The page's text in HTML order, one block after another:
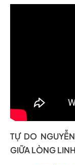
TỰ DO
GIỮA LÒNG